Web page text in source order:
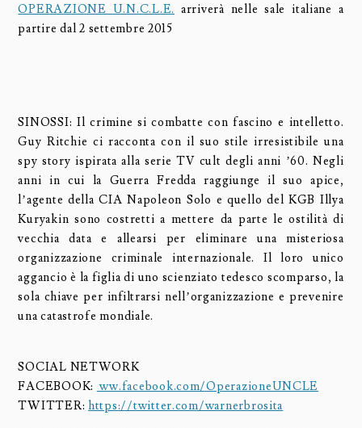
OPERAZIONE U.N.C.L.E. arriverà nelle sale italiane a
partire dal 2 settembre 2015
SINOSSI: Il crimine si combatte con fascino e intelletto.
Guy Ritchie ci racconta con il suo stile irresistibile una
spy story ispirata alla serie TV cult degli anni ’60. Negli
anni in cui la Guerra Fredda raggiunge il suo apice,
l’agente della CIA Napoleon Solo e quello del KGB Illya
Kuryakin sono costretti a mettere da parte le ostilità di
vecchia data e allearsi per eliminare una misteriosa
organizzazione criminale internazionale. Il loro unico
aggancio è la figlia di uno scienziato tedesco scomparso, la
sola chiave per infiltrarsi nell’organizzazione e prevenire
una catastrofe mondiale.
SOCIAL NETWORK
FACEBOOK: ww.facebook.com/OperazioneUNCLE
TWITTER:https://twitter.com/warnerbrosita